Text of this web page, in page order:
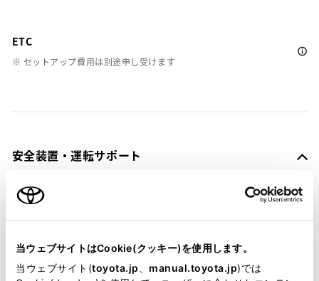
当ウェブサイトはCookie(クッキー)を使用します。
当ウェブサイト(toyota.jp manual.toyota.jp)では
ETC
※ セットアップ費用は別途申し受けます
安全装置・運転サポート